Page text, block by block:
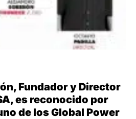
Fundador y Director
es reconocido por
de los Global Power